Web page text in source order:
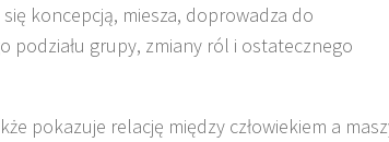
koncepcją, miesza, doprowadza do
podziału grupy, zmiany ról i ostatecznego
pokazuje relację między człowiekiem a